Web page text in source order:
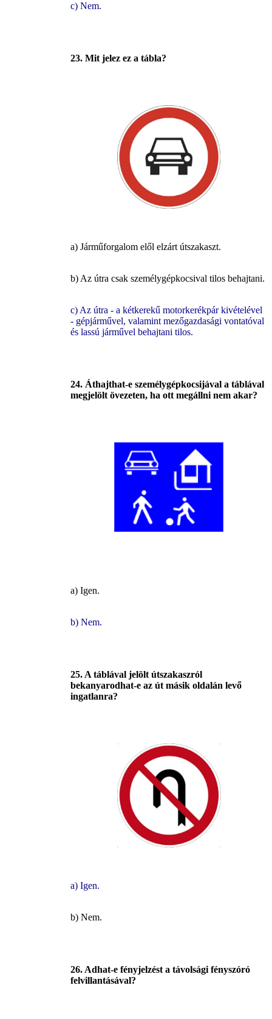
c) Nem.
23. Mit jelez ez a tábla?
a) Járműforgalom elől elzárt útszakaszt.
b) Az útra csak személygépkocsival tilos behajtani.
c) Az útra - a kétkerekű motorkerékpár kivételével
- gépjárművel, valamint mezőgazdasági vontatóval
és lassú járművel behajtani tilos.
24. Áthajthat-e személygépkocsijával a táblával
megjelölt övezeten, ha ott megállni nem akar?
a) Igen.
b) Nem.
25. A táblával jelölt útszakaszról
bekanyarodhat-e az út másik oldalán levő
ingatlanra?
a) Igen.
b) Nem.
26. Adhat-e fényjelzést a távolsági fényszóró
felvillantásával?